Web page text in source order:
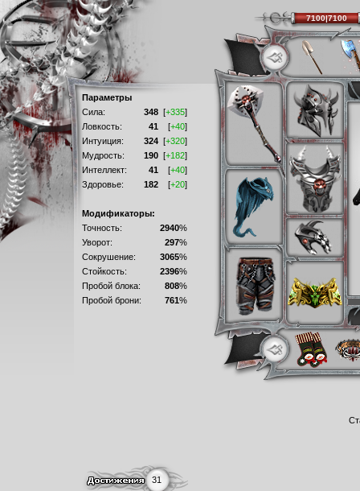
Параметры
Сила:
348 [+335]
Ловкость:
41 [+40]
Интуиция:
324 [+320]
Мудрость:
190 [+182]
Интеллект:
41 [+40]
Здоровье:
182 [+20]
Модификаторы:
Точность:
2940%
Уворот:
297%
Сокрушение:
3065%
Стойкость:
2396%
Пробой блока:
808%
Пробой брони:
761%
31
7100|7100